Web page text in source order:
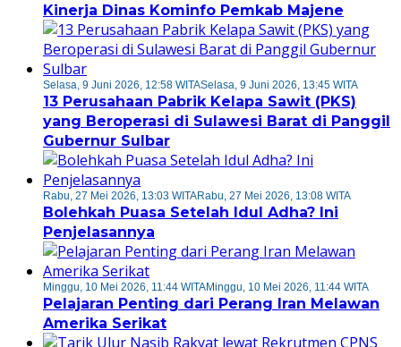
Kinerja Dinas Kominfo Pemkab Majene
Selasa, 9 Juni 2026, 12:58 WITASelasa, 9 Juni 2026, 13:45 WITA
13 Perusahaan Pabrik Kelapa Sawit (PKS)
yang Beroperasi di Sulawesi Barat di Panggil
Gubernur Sulbar
Rabu, 27 Mei 2026, 13:03 WITARabu, 27 Mei 2026, 13:08 WITA
Bolehkah Puasa Setelah Idul Adha? Ini
Penjelasannya
Minggu, 10 Mei 2026, 11:44 WITAMinggu, 10 Mei 2026, 11:44 WITA
Pelajaran Penting dari Perang Iran Melawan
Amerika Serikat